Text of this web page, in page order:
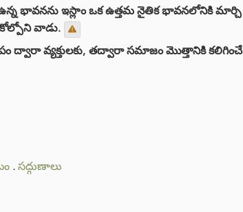
భావనను ఇస్లాం ఒక ఉత్తమ నైతిక భావనలోనికి మార్చి
వాడు.
ద్వారా వ్యక్తులకు, తద్వారా సమాజం మొత్తానికి కలిగించే
.సద్గుణాలు